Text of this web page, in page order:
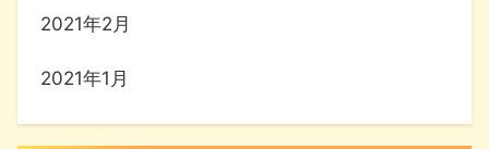
2021年2月
2021年1月